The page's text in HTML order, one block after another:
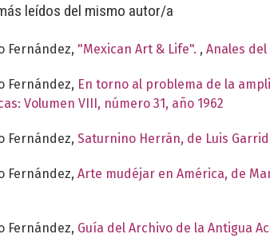
leídos del mismo autor/a
Fernández, "Mexican Art & Life". , Anales
Fernández, En torno al problema de la
Volumen VIII, número 31, año 1962
Fernández, Saturnino Herrán, de Luis
Fernández, Arte mudéjar en América, de
Fernández, Guía del Archivo de la Antigua